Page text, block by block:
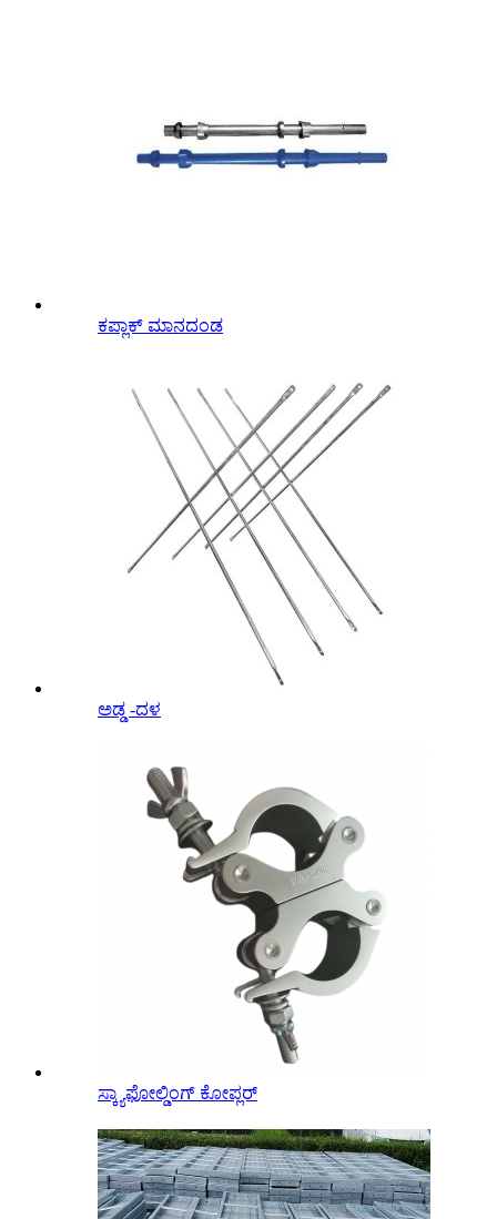
ಕಪ್ಲಾಕ್ ಮಾನದಂಡ
ಅಡ್ಡ -ದಳ
ಸ್ಕ್ಯಾಫೋಲ್ಡಿಂಗ್ ಕೋಪ್ಲರ್